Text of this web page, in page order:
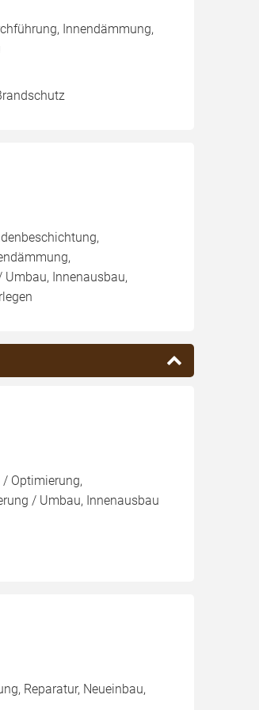
Innendämmung,
Innenausbau,
Optimierung,
/ Umbau, Innenausbau
Reparatur, Neueinbau,